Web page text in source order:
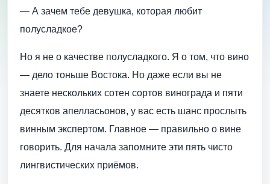
— А зачем тебе девушка, которая любит
полусладкое?
Но я не о качестве полусладкого. Я о том, что вино
— дело тоньше Востока. Но даже если вы не
знаете нескольких сотен сортов винограда и пяти
десятков апелласьонов, у вас есть шанс прослыть
винным экспертом. Главное — правильно о вине
говорить. Для начала запомните эти пять чисто
лингвистических приёмов.